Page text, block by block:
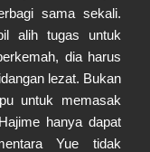
sama sekali.
alih tugas untuk
dia harus
lezat. Bukan
untuk memasak
hanya dapat
Yue tidak